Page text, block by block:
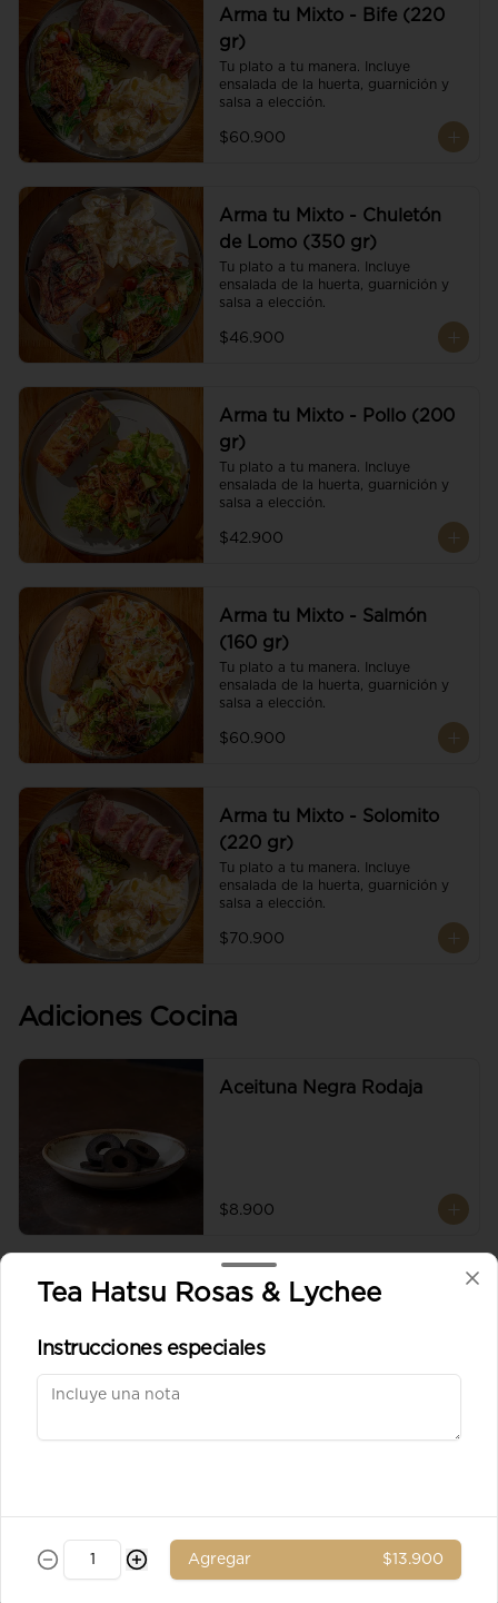
Arma tu Mixto - Bife (220
gr)
Tu plato a tu manera. Incluye
ensalada de la huerta, guarnición y
salsa a elección.
$60.900
Arma tu Mixto - Chuletón
de Lomo (350 gr)
Tu plato a tu manera. Incluye
ensalada de la huerta, guarnición y
salsa a elección.
$46.900
Arma tu Mixto - Pollo (200
gr)
Tu plato a tu manera. Incluye
ensalada de la huerta, guarnición y
salsa a elección.
$42.900
Arma tu Mixto - Salmón
(160 gr)
Tu plato a tu manera. Incluye
ensalada de la huerta, guarnición y
salsa a elección.
$60.900
Arma tu Mixto - Solomito
(220 gr)
Tu plato a tu manera. Incluye
ensalada de la huerta, guarnición y
salsa a elección.
$70.900
Adiciones Cocina
Aceituna Negra Rodaja
$8.900
Aceituna verde entera
Tea Hatsu Rosas & Lychee
Instrucciones especiales
Agregar $13.900